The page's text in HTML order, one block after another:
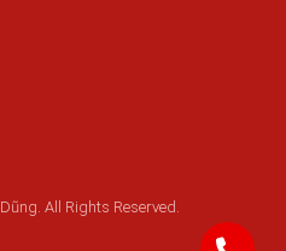
All Rights Reserved.